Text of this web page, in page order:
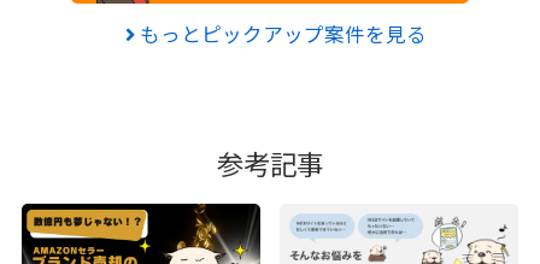
もっとピックアップ案件を見る
参考記事